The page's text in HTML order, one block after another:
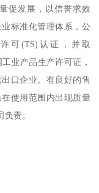
促发展，以信誉求效
标准化管理体系，公
可(TS)认证，并取
业产品生产许可证，
口企业。有良好的售
使用范围内出现质量
责。